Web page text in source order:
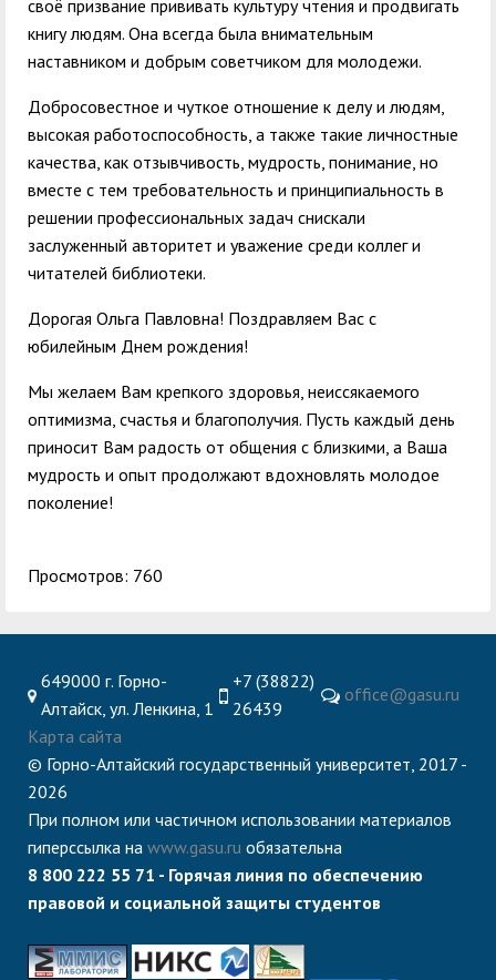
своё призвание прививать культуру чтения и продвигать
книгу людям. Она всегда была внимательным
наставником и добрым советчиком для молодежи.
Добросовестное и чуткое отношение к делу и людям,
высокая работоспособность, а также такие личностные
качества, как отзывчивость, мудрость, понимание, но
вместе с тем требовательность и принципиальность в
решении профессиональных задач снискали
заслуженный авторитет и уважение среди коллег и
читателей библиотеки.
Дорогая Ольга Павловна! Поздравляем Вас с
юбилейным Днем рождения!
Мы желаем Вам крепкого здоровья, неиссякаемого
оптимизма, счастья и благополучия. Пусть каждый день
приносит Вам радость от общения с близкими, а Ваша
мудрость и опыт продолжают вдохновлять молодое
поколение!
Просмотров: 760
649000 г. Горно-
Алтайск, ул. Ленкина, 1
+7 (38822)
26439
office@gasu.ru
Карта сайта
© Горно-Алтайский государственный университет, 2017 -
2026
При полном или частичном использовании материалов
гиперссылка на www.gasu.ru обязательна
8 800 222 55 71 - Горячая линия по обеспечению
правовой и социальной защиты студентов